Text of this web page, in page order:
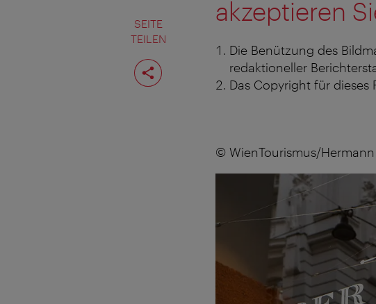
SEITE
TEILEN
Seite
teilen
akzeptieren
Die Benützung des
redaktioneller
Das Copyright für
© WienTourismus/